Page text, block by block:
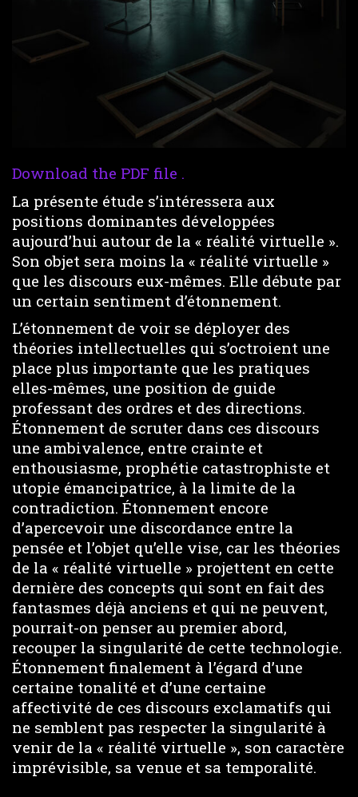
Download the PDF file .
La présente étude s’intéressera aux
positions dominantes développées
aujourd’hui autour de la « réalité virtuelle ».
Son objet sera moins la « réalité virtuelle »
que les discours eux-mêmes. Elle débute par
un certain sentiment d’étonnement.
L’étonnement de voir se déployer des
théories intellectuelles qui s’octroient une
place plus importante que les pratiques
elles-mêmes, une position de guide
professant des ordres et des directions.
Étonnement de scruter dans ces discours
une ambivalence, entre crainte et
enthousiasme, prophétie catastrophiste et
utopie émancipatrice, à la limite de la
contradiction. Étonnement encore
d’apercevoir une discordance entre la
pensée et l’objet qu’elle vise, car les théories
de la « réalité virtuelle » projettent en cette
dernière des concepts qui sont en fait des
fantasmes déjà anciens et qui ne peuvent,
pourrait-on penser au premier abord,
recouper la singularité de cette technologie.
Étonnement finalement à l’égard d’une
certaine tonalité et d’une certaine
affectivité de ces discours exclamatifs qui
ne semblent pas respecter la singularité à
venir de la « réalité virtuelle », son caractère
imprévisible, sa venue et sa temporalité.